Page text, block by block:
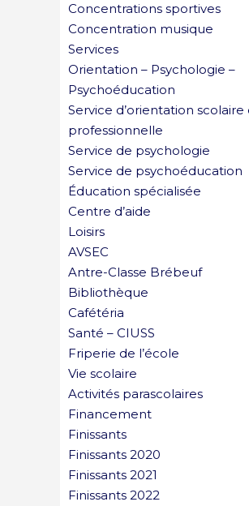
Concentrations sportives
Concentration musique
Services
Orientation – Psychologie –
Psychoéducation
Service d’orientation scolaire
professionnelle
Service de psychologie
Service de psychoéducation
Éducation spécialisée
Centre d’aide
Loisirs
AVSEC
Antre-Classe Brébeuf
Bibliothèque
Cafétéria
Santé – CIUSS
Friperie de l’école
Vie scolaire
Activités parascolaires
Financement
Finissants
Finissants 2020
Finissants 2021
Finissants 2022